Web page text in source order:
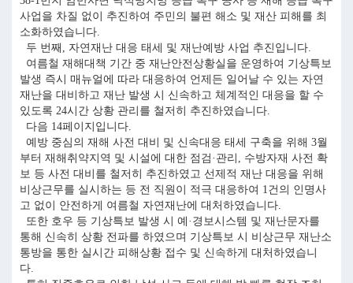
사업을 차질 없이 추진하여 주민의 불편 해소 및 재산 피해를 최
소화하였습니다.
두 번째, 자연재난 대응 태세 및 재난예방 사업 추진입니다.
여름철 재해대책 기간 중 재난안전상황실을 운영하여 기상특보
발생 즉시 매뉴얼에 따라 대응하여 언제든 일어날 수 있는 자연
재난을 대비하고 재난 발생 시 신속하고 체계적인 대응을 할 수
있도록 24시간 상황 관리를 철저히 추진하였습니다.
다음 14페이지입니다.
예방 중심의 재해 사전 대비 및 신속대응 태세 구축을 위해 3월
부터 재해취약지역 및 시설에 대한 점검·관리, 수방자재 사전 확
보 등 사전 대비를 철저히 추진하였고 선제적 재난 대응을 위해
비상근무를 실시하는 등 전 직원이 적극 대응하여 1건의 인명사
고 없이 안전하게 여름철 자연재난에 대처하였습니다.
또한 호우 등 기상특보 발생 시 예·경보시스템 및 재난문자를
통해 신속히 상황 전파를 하였으며 기상특보 시 비상근무 재난소
통방을 통한 실시간 피해상황 접수 및 신속하게 대처하였습니
다.